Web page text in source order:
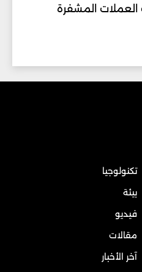
العملات المشفرة
تكنولوجيا
بيئة
فيديو
مقالات
آخر الأخبار